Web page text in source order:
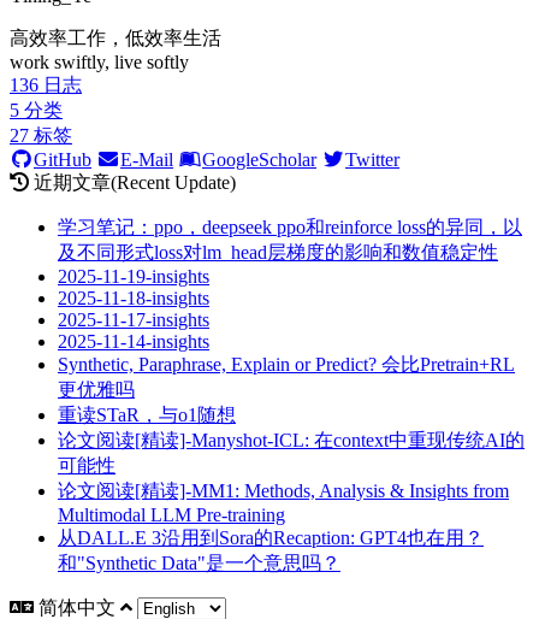
高效率工作，低效率生活
work swiftly, live softly
136 日志
5 分类
27 标签
GitHub
E-Mail GoogleScholar
Twitter
近期文章(Recent Update)
学习笔记：ppo，deepseek ppo和reinforce loss的异同，以
及不同形式loss对lm_head层梯度的影响和数值稳定性
2025-11-19-insights
2025-11-18-insights
2025-11-17-insights
2025-11-14-insights
Synthetic, Paraphrase, Explain or Predict? 会比Pretrain+RL
更优雅吗
重读STaR，与o1随想
论文阅读[精读]-Manyshot-ICL: 在context中重现传统AI的
可能性
论文阅读[精读]-MM1: Methods, Analysis & Insights from
Multimodal LLM Pre-training
从DALL.E 3沿用到Sora的Recaption: GPT4也在用？
和"Synthetic Data"是一个意思吗？
简体中文